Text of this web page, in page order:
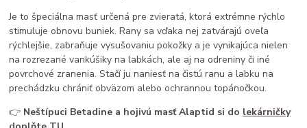
Je to špeciálna masť určená pre zvieratá, ktorá extrémne rýchlo
stimuluje obnovu buniek. Rany sa vďaka nej zatvárajú oveľa
rýchlejšie, zabraňuje vysušovaniu pokožky a je vynikajúca nielen
na rozrezané vankúšiky na labkách, ale aj na odreniny či iné
povrchové zranenia. Stačí ju naniesť na čistú ranu a labku na
prechádzku chrániť obväzom alebo ochrannou topánočkou.
👉 Neštípuci Betadine a hojivú masť Alaptid si do lekárničky